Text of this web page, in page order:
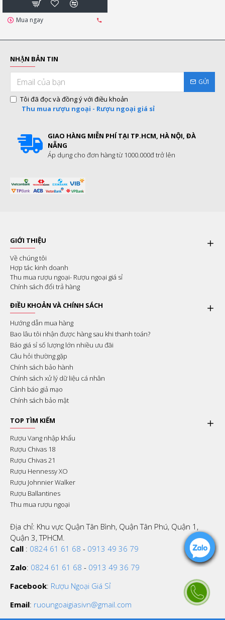
Mua ngay
NHẬN BẢN TIN
GỬI
Tôi đã đọc và đồng ý với điều khoản
Thu mua rượu ngoại - Rượu ngoại giá sỉ
GIAO HÀNG MIỄN PHÍ TẠI TP.HCM, HÀ NỘI, ĐÀ
NẴNG
Áp dụng cho đơn hàng từ 1000.000đ trở lên
GIỚI THIỆU
Về chúng tôi
Hợp tác kinh doanh
Thu mua rượu ngoại- Rượu ngoại giá sỉ
Chính sách đổi trả hàng
ĐIỀU KHOẢN VÀ CHÍNH SÁCH
Hướng dẫn mua hàng
Bao lâu tôi nhận được hàng sau khi thanh toán?
Báo giá sỉ số lượng lớn nhiều ưu đãi
Câu hỏi thường gặp
Chính sách bảo hành
Chính sách xử lý dữ liệu cá nhân
Cảnh báo giả mạo
Chính sách bảo mật
TOP TÌM KIẾM
Rượu Vang nhập khẩu
Rượu Chivas 18
Rượu Chivas 21
Rượu Hennessy XO
Rượu Johnnier Walker
Rượu Ballantines
Thu mua rượu ngoại
Địa chỉ: Khu vực Quận Tân Bình, Quận Tân Phú, Quận 1,
Quận 3, TPHCM.
Call : 0824 61 61 68 - 0913 49 36 79
Zalo: 0824 61 61 68 - 0913 49 36 79
Facebook: Rượu Ngoại Giá Sỉ
Email: ruoungoaigiasivn@gmail.com